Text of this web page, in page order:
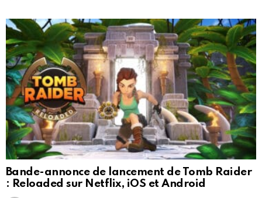
Bande-annonce de lancement de Tomb Raider
: Reloaded sur Netflix, iOS et Android